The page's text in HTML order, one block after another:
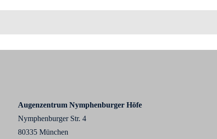
Augenzentrum Nymphenburger Höfe
Nymphenburger Str. 4
80335 München